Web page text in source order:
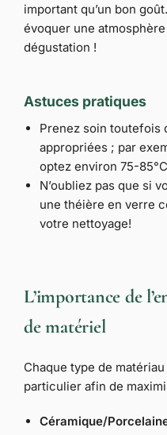
important qu’un bon
évoquer une
dégustation !
Astuces pratiques
Prenez soin toutefois
appropriées ; par
optez environ 75-
N’oubliez pas que si
une théière en verre
votre nettoyage!
L’importance de
de matériel
Chaque type de
particulier afin de
Céramique/